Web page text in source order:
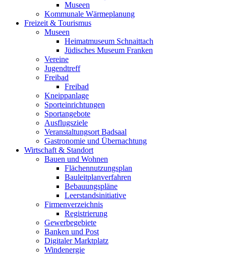
Museen
Kommunale Wärmeplanung
Freizeit & Tourismus
Museen
Heimatmuseum Schnaittach
Jüdisches Museum Franken
Vereine
Jugendtreff
Freibad
Freibad
Kneippanlage
Sporteinrichtungen
Sportangebote
Ausflugsziele
Veranstaltungsort Badsaal
Gastronomie und Übernachtung
Wirtschaft & Standort
Bauen und Wohnen
Flächennutzungsplan
Bauleitplanverfahren
Bebauungspläne
Leerstandsinitiative
Firmenverzeichnis
Registrierung
Gewerbegebiete
Banken und Post
Digitaler Marktplatz
Windenergie